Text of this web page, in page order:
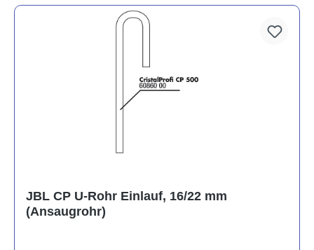
JBL CP U-Rohr Einlauf, 16/22 mm
(Ansaugrohr)